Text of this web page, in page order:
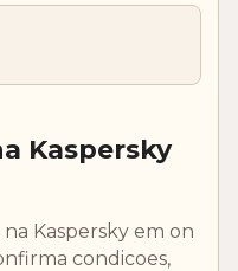
Kaspersky
Kaspersky em on
condicoes,